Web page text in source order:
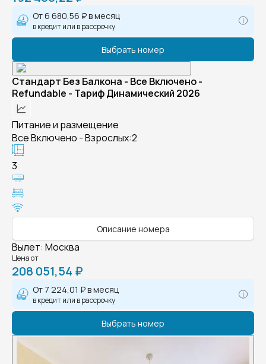
От6 680,56 ₽в месяц
в кредит или в рассрочку
Выбрать номер
Стандарт Без Балкона - Все Включено -
Refundable - Тариф Динамический 2026
Питание и размещение
Все Включено - Взрослых:2
3
Описание номера
Вылет: Москва
Цена от
208 051,54 ₽
От 7 224,01 ₽в месяц
в кредит или в рассрочку
Выбрать номер